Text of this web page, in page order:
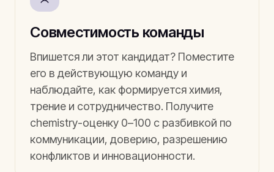
Совместимость команды
Впишется ли этот кандидат? Поместите
его в действующую команду и
наблюдайте, как формируется химия,
трение и сотрудничество. Получите
chemistry-оценку 0–100 с разбивкой по
коммуникации, доверию, разрешению
конфликтов и инновационности.